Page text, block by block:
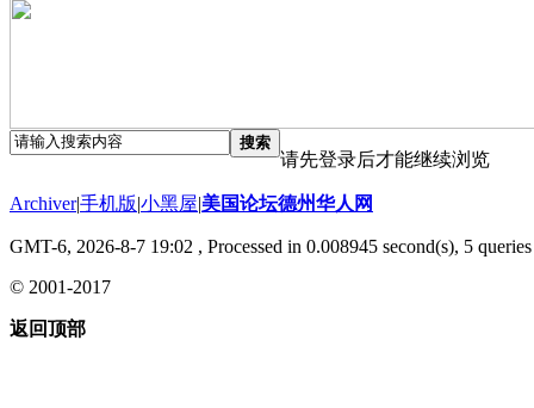
搜索
请先登录后才能继续浏览
Archiver|手机版|小黑屋|美国论坛德州华人网
GMT-6, 2026-8-7 19:02 , Processed in 0.008945 second(s), 5
© 2001-2017
返回顶部